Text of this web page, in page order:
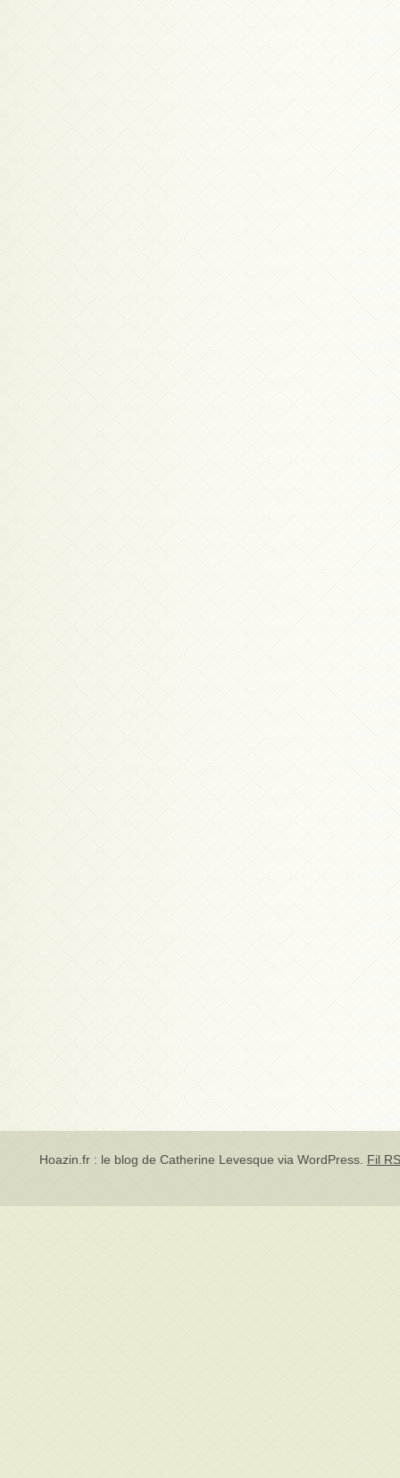
Hoazin.fr : le blog de Catherine Levesque via WordPress Fil